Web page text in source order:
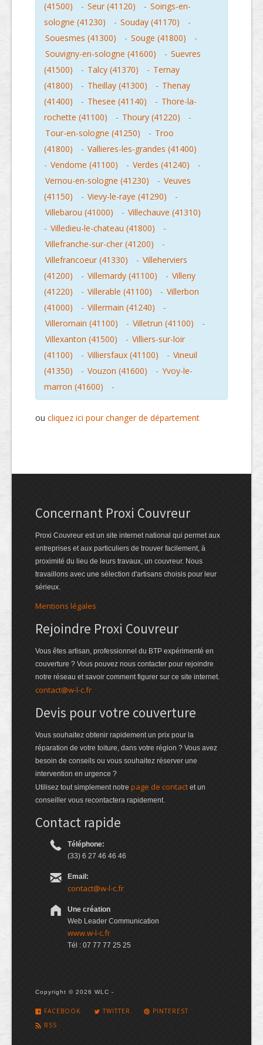
(41500)
- Seur (41120) - Soings-en-
sologne (41230)
- Souday (41170)
-
Souesmes (41300)
- Souge (41800)
-
Souvigny-en-sologne (41600)
- Suevres
(41500)
- Talcy (41370) - Ternay
(41800)
- Theillay (41300) - Thenay
(41400)
- Thesee (41140) - Thore-la-
rochette (41100)
- Thoury (41220)
-
Tour-en-sologne (41250)
- Troo
(41800)
- Vallieres-les-grandes (41400)
- Vendome (41100) - Verdes (41240)
-
Vernou-en-sologne (41230)
- Veuves
(41150)
- Vievy-le-raye (41290)
-
Villebarou (41000)
- Villechauve (41310)
- Villedieu-le-chateau (41800)
-
Villefranche-sur-cher (41200)
-
Villefrancoeur (41330)
- Villeherviers
(41200)
- Villemardy (41100) - Villeny
(41220)
- Villerable (41100) - Villerbon
(41000)
- Villermain (41240)
-
Villeromain (41100)
- Villetrun (41100)
-
Villexanton (41500)
- Villiers-sur-loir
(41100)
- Villiersfaux (41100) - Vineuil
(41350)
- Vouzon (41600) - Yvoy-le-
marron (41600)
-
ou cliquez ici pour changer de département
Concernant Proxi Couvreur
Proxi Couvreur est un site internet national qui permet aux
entreprises et aux particuliers de trouver facilement, à
proximité du lieu de leurs travaux, un couvreur. Nous
travaillons avec une sélection d'artisans choisis pour leur
sérieux.
Mentions légales
Rejoindre Proxi Couvreur
Vous êtes artisan, professionnel du BTP expérimenté en
couverture ? Vous pouvez nous contacter pour rejoindre
notre réseau et savoir comment figurer sur ce site internet.
contact@w-l-c.fr
Devis pour votre couverture
Vous souhaitez obtenir rapidement un prix pour la
réparation de votre toiture, dans votre région ? Vous avez
besoin de conseils ou vous souhaitez réserver une
intervention en urgence ?
Utilisez tout simplement notre page de contact et un
conseiller vous recontactera rapidement.
Contact rapide
Téléphone:
(33) 6 27 46 46 46
Email:
contact@w-l-c.fr
Une création
Web Leader Communication
www.w-l-c.fr
Tél : 07 77 77 25 25
Copyright © 2026 WLC -
FACEBOOK TWITTER
PINTEREST
RSS